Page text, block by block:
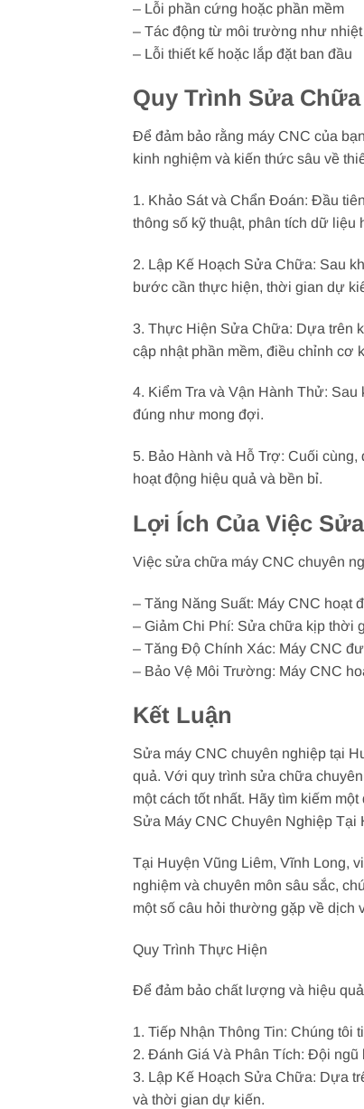
– Lỗi phần cứng hoặc phần mềm
– Tác động từ môi trường như nhiệt
– Lỗi thiết kế hoặc lắp đặt ban đầu
Quy Trình Sửa
Để đảm bảo rằng máy CNC của
kinh nghiệm và kiến thức sâu về
1. Khảo Sát và Chẩn Đoán: Đầu
thông số kỹ thuật, phân tích dữ liệu
2. Lập Kế Hoạch Sửa Chữa: Sau
bước cần thực hiện, thời gian dự
3. Thực Hiện Sửa Chữa: Dựa trên
cập nhật phần mềm, điều chỉnh cơ
4. Kiểm Tra và Vận Hành Thử:
đúng như mong đợi.
5. Bảo Hành và Hỗ Trợ: Cuối
hoạt động hiệu quả và bền bỉ.
Lợi Ích Của Việc
Việc sửa chữa máy CNC chuyên
– Tăng Năng Suất: Máy CNC hoạt
– Giảm Chi Phí: Sửa chữa kịp thời
– Tăng Độ Chính Xác: Máy CNC
– Bảo Vệ Môi Trường: Máy CNC
Kết Luận
Sửa máy CNC chuyên nghiệp tại
quả. Với quy trình sửa chữa
một cách tốt nhất. Hãy tìm kiếm
Sửa Máy CNC Chuyên Nghiệp Tại
Tại Huyện Vũng Liêm, Vĩnh Long,
nghiệm và chuyên môn sâu sắc,
một số câu hỏi thường gặp về dịch
Quy Trình Thực Hiện
Để đảm bảo chất lượng và hiệu
1. Tiếp Nhận Thông Tin: Chúng tôi
2. Đánh Giá Và Phân Tích: Đội ngũ
3. Lập Kế Hoạch Sửa Chữa: Dựa
và thời gian dự kiến.